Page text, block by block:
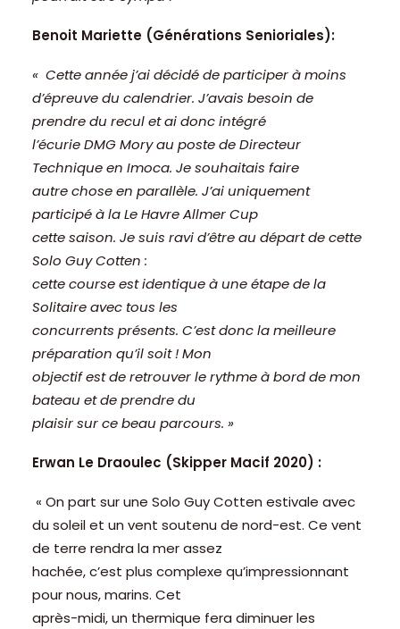
Benoit Mariette (Générations Senioriales):
« Cette année j’ai décidé de participer à moins
d’épreuve du calendrier. J’avais besoin de
prendre du recul et ai donc intégré
l’écurie DMG Mory au poste de Directeur
Technique en Imoca. Je souhaitais faire
autre chose en parallèle. J’ai uniquement
participé à la Le Havre Allmer Cup
cette saison. Je suis ravi d’être au départ de cette
Solo Guy Cotten :
cette course est identique à une étape de la
Solitaire avec tous les
concurrents présents. C’est donc la meilleure
préparation qu’il soit ! Mon
objectif est de retrouver le rythme à bord de mon
bateau et de prendre du
plaisir sur ce beau parcours. »
Erwan Le Draoulec (Skipper Macif 2020) :
« On part sur une Solo Guy Cotten estivale avec
du soleil et un vent soutenu de nord-est. Ce vent
de terre rendra la mer assez
hachée, c’est plus complexe qu’impressionnant
pour nous, marins. Cet
après-midi, un thermique fera diminuer les